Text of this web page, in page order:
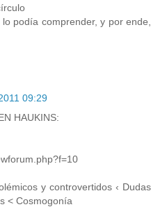
podía comprender, y por ende,
09:29
HAUKINS:
y controvertidos ‹ Dudas
< Cosmogonía